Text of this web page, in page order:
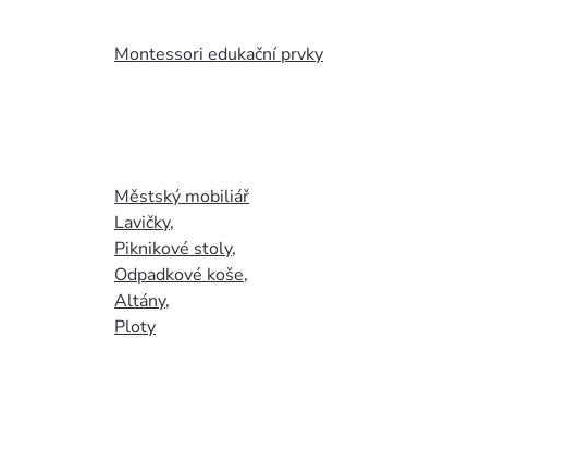
Montessori edukační prvky
Městský mobiliář
Lavičky,
Piknikové stoly,
Odpadkové koše,
Altány,
Ploty